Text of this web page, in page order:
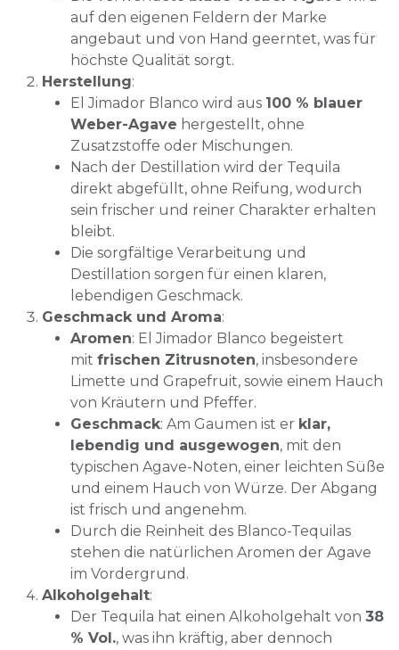
auf den eigenen Feldern der Marke
angebaut und von Hand geerntet, was für
höchste Qualität sorgt.
Herstellung:
El Jimador Blanco wird aus 100 % blauer
Weber-Agave hergestellt, ohne
Zusatzstoffe oder Mischungen.
Nach der Destillation wird der Tequila
direkt abgefüllt, ohne Reifung, wodurch
sein frischer und reiner Charakter erhalten
bleibt.
Die sorgfältige Verarbeitung und
Destillation sorgen für einen klaren,
lebendigen Geschmack.
Geschmack und Aroma:
Aromen: El Jimador Blanco begeistert
mit frischen Zitrusnoten, insbesondere
Limette und Grapefruit, sowie einem Hauch
von Kräutern und Pfeffer.
Geschmack: Am Gaumen ist er klar,
lebendig und ausgewogen, mit den
typischen Agave-Noten, einer leichten Süße
und einem Hauch von Würze. Der Abgang
ist frisch und angenehm.
Durch die Reinheit des Blanco-Tequilas
stehen die natürlichen Aromen der Agave
im Vordergrund.
Alkoholgehalt:
Der Tequila hat einen Alkoholgehalt von 38
% Vol., was ihn kräftig, aber dennoch